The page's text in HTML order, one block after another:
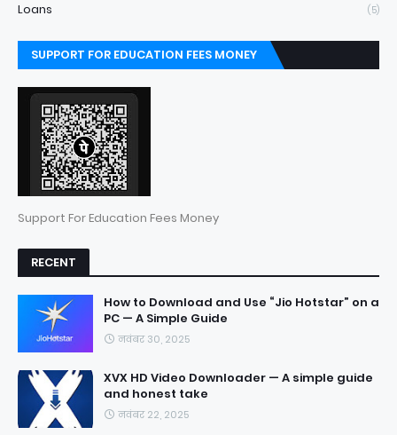
Loans (5)
SUPPORT FOR EDUCATION FEES MONEY
Support For Education Fees Money
RECENT
How to Download and Use “Jio Hotstar” on a
PC — A Simple Guide
नवंबर 30, 2025
XVX HD Video Downloader — A simple guide
and honest take
नवंबर 22, 2025